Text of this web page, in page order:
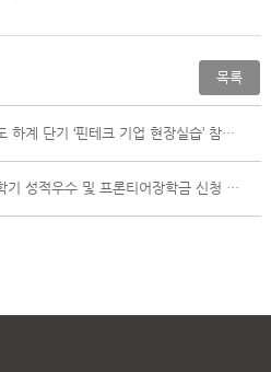
목록
[현장실습] 2022학년도 하계 단기 ‘핀테크 기업 현장실습’ 참여 안내
성적우수 및 프론티어장학금 신청 안내